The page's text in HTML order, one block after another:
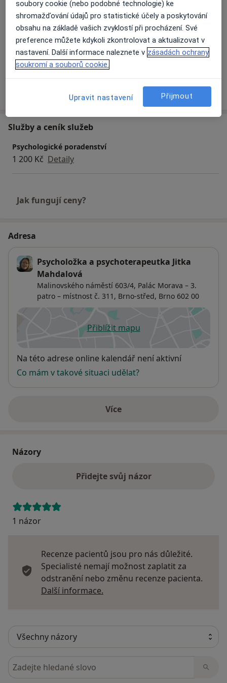
Bulimie
Sociální fobie +27a11y_sr_more_diseases
Pacienti, které ošetřuji
Dospělí
Děti
o zkušenostech
Služby a ceník služeb
Psychologické poradenství
1 200 Kč Detaily
Jak fungují ceny?
Adresa
Psycholožka a psychoterapeutka Jitka
Mahdalová
Malinovského náměstí 603/4, Palác Morava – 3.
patro – místnost č. 311, Brno-střed, Brno 602 00
Přiblížit mapuse otevře v nové záložce
Dostupnost
Na této adrese online kalendář není aktivní
Co mám v takové situaci udělat?
Víceo adrese
Názory
Přidejte svůj názor
1 názor
Recenze pacientů jsou pro nás důležité.
Specialisté nemají možnost zaplatit za
odstranění nebo změnu recenze pacienta.
Další informace.
Hledejte v názorech
soubory cookie (nebo podobné technologie) ke
shromažďování údajů pro statistické účely a poskytování
obsahu na základě vašich zvyklostí při procházení. Své
preference můžete kdykoli zkontrolovat a aktualizovat v
nastavení. Další informace naleznete v zásadách ochrany
soukromí a souborů cookie.
Upravit nastavení Přijmout